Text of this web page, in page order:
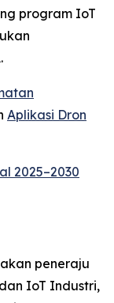
program IoT
Aplikasi Dron
2025–2030
peneraju
IoT Industri,